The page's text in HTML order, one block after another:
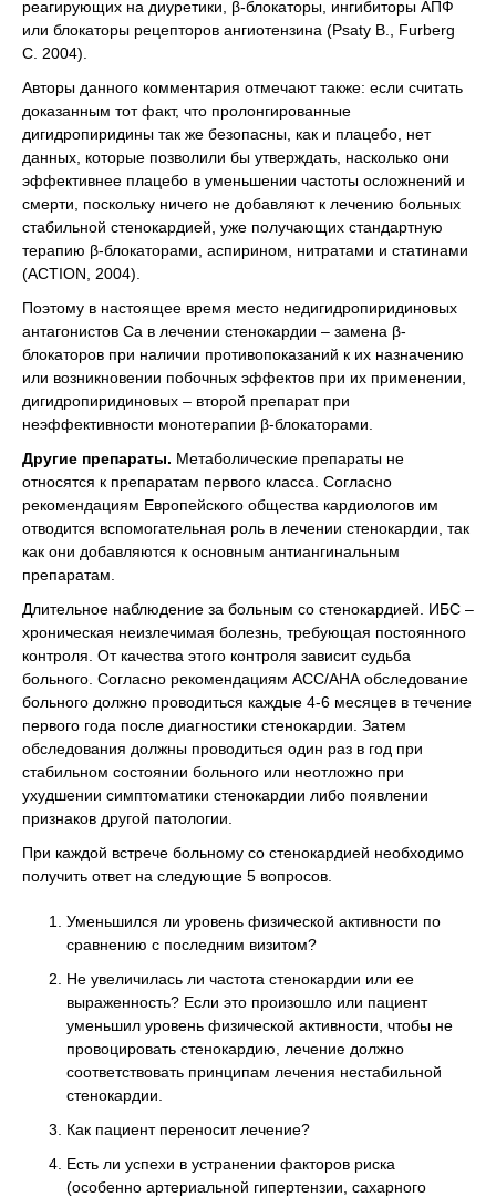
реагирующих на диуретики, β-блокаторы, ингибиторы АПФ
или блокаторы рецепторов ангиотензина (Psaty B., Furberg
C. 2004).
Авторы данного комментария отмечают также: если считать
доказанным тот факт, что пролонгированные
дигидропиридины так же безопасны, как и плацебо, нет
данных, которые позволили бы утверждать, насколько они
эффективнее плацебо в уменьшении частоты осложнений и
смерти, поскольку ничего не добавляют к лечению больных
стабильной стенокардией, уже получающих стандартную
терапию β-блокаторами, аспирином, нитратами и статинами
(ACTION, 2004).
Поэтому в настоящее время место недигидропиридиновых
антагонистов Са в лечении стенокардии – замена β-
блокаторов при наличии противопоказаний к их назначению
или возникновении побочных эффектов при их применении,
дигидропиридиновых – второй препарат при
неэффективности монотерапии β-блокаторами.
Другие препараты. Метаболические препараты не
относятся к препаратам первого класса. Согласно
рекомендациям Европейского общества кардиологов им
отводится вспомогательная роль в лечении стенокардии, так
как они добавляются к основным антиангинальным
препаратам.
Длительное наблюдение за больным со стенокардией. ИБС –
хроническая неизлечимая болезнь, требующая постоянного
контроля. От качества этого контроля зависит судьба
больного. Согласно рекомендациям АСС/АНА обследование
больного должно проводиться каждые 4-6 месяцев в течение
первого года после диагностики стенокардии. Затем
обследования должны проводиться один раз в год при
стабильном состоянии больного или неотложно при
ухудшении симптоматики стенокардии либо появлении
признаков другой патологии.
При каждой встрече больному со стенокардией необходимо
получить ответ на следующие 5 вопросов.
Уменьшился ли уровень физической активности по
сравнению с последним визитом?
Не увеличилась ли частота стенокардии или ее
выраженность? Если это произошло или пациент
уменьшил уровень физической активности, чтобы не
провоцировать стенокардию, лечение должно
соответствовать принципам лечения нестабильной
стенокардии.
Как пациент переносит лечение?
Есть ли успехи в устранении факторов риска
(особенно артериальной гипертензии, сахарного